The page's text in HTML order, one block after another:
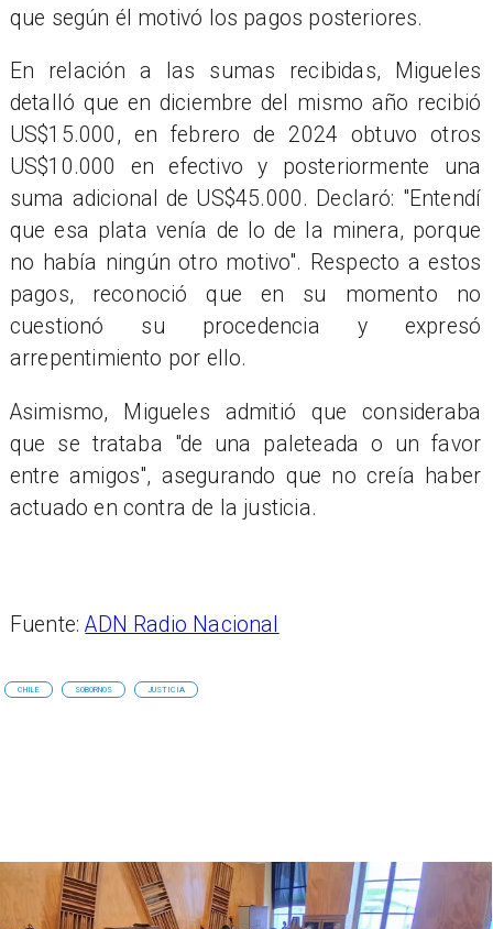
que según él motivó los pagos posteriores.
En relación a las sumas recibidas, Migueles
detalló que en diciembre del mismo año recibió
US$15.000, en febrero de 2024 obtuvo otros
US$10.000 en efectivo y posteriormente una
suma adicional de US$45.000. Declaró: "Entendí
que esa plata venía de lo de la minera, porque
no había ningún otro motivo". Respecto a estos
pagos, reconoció que en su momento no
cuestionó su procedencia y expresó
arrepentimiento por ello.
Asimismo, Migueles admitió que consideraba
que se trataba "de una paleteada o un favor
entre amigos", asegurando que no creía haber
actuado en contra de la justicia.
Fuente:ADN Radio Nacional
CHILE SOBORNOS JUSTICIA